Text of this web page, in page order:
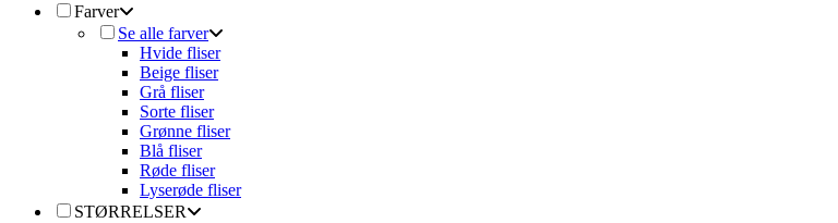
Farver
Se alle farver
Hvide fliser
Beige fliser
Grå fliser
Sorte fliser
Grønne fliser
Blå fliser
Røde fliser
Lyserøde fliser
STØRRELSER